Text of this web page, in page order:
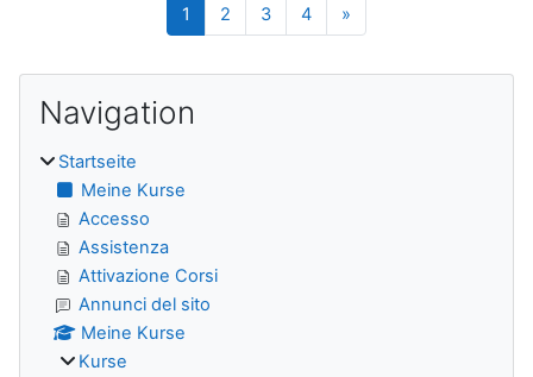
1 Seite 1
2 Seite 2
3Seite 3
4Seite 4
»
Blöcke
Navigation
Startseite
Meine Kurse
Accesso
Assistenza
Attivazione Corsi
Annunci del sito
Meine Kurse
Kurse